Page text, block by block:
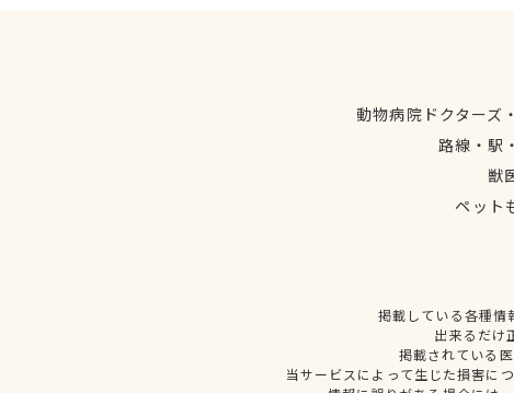
動物病院ドクターズ
路線・駅
獣
ペット
掲載している各種情
出来るだけ
掲載されている
当サービスによって生じた損害に